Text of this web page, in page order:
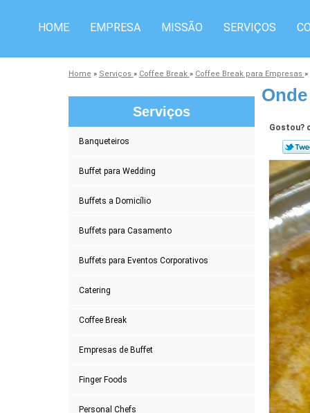
HOME EMPRESA MISSÃO SERVIÇOS
Home » Serviços » Coffee Break » Coffee Break para Empresas »
Serviços
Banqueteiros
Buffet para Wedding
Buffets a Domicílio
Buffets para Casamento
Buffets para Eventos Corporativos
Catering
Coffee Break
Empresas de Buffet
Finger Foods
Personal Chefs
Gostou?